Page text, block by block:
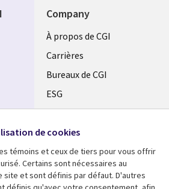
Company
Useful
links
CANADA
FR
À propos de CGI
Carrières
Bureaux de CGI
ESG
Alliances
de cookies
témoins et ceux de tiers pour vous offrir
Certains sont nécessaires au
et sont définis par défaut. D'autres